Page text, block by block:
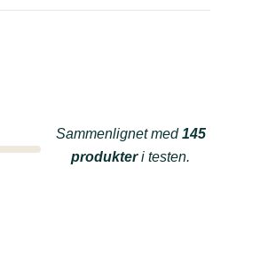
Sammenlignet med145
produkteri testen.